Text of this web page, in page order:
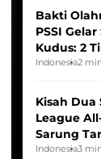
Bakti
PSSI
Kudus: 2
Tim Asia
Indonesia2
Kisah Dua
League
Sarung
Pernah
Indonesia3